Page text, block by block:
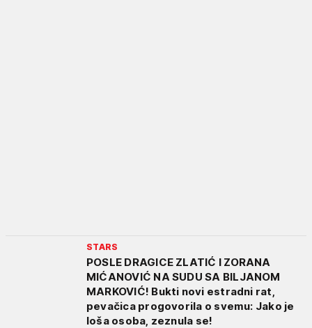
STARS
POSLE DRAGICE ZLATIĆ I ZORANA
MIĆANOVIĆ NA SUDU SA BILJANOM
MARKOVIĆ! Bukti novi estradni rat,
pevačica progovorila o svemu: Jako je
loša osoba, zeznula se!